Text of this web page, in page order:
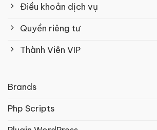
Điều khoản dịch vụ
Quyền riêng tư
Thành Viên VIP
Brands
Php Scripts